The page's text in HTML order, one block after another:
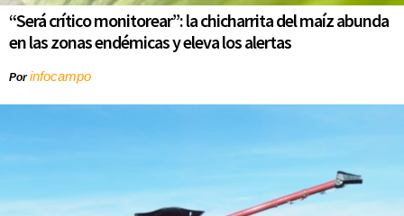
“Será crítico monitorear”: la chicharrita del maíz abunda
en las zonas endémicas y eleva los alertas
Porinfocampo